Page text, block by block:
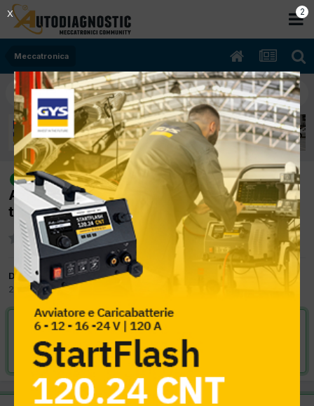
Meccatronica
risolto
[Alfa Romeo 156 04/2001 1598cc
AR32104 88Kw Benzina] Chiusura centr. e
telecomando non funzionano
Da El mecanic
29 Agosto 2017in
VAI ALLA SOLUZIONE
Risolta da El mecanic,29 Agosto 2017
2
X